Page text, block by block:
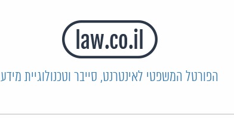
הפורטל המשפטי לאינטרנט, סייבר וטכנולוגיית מידע